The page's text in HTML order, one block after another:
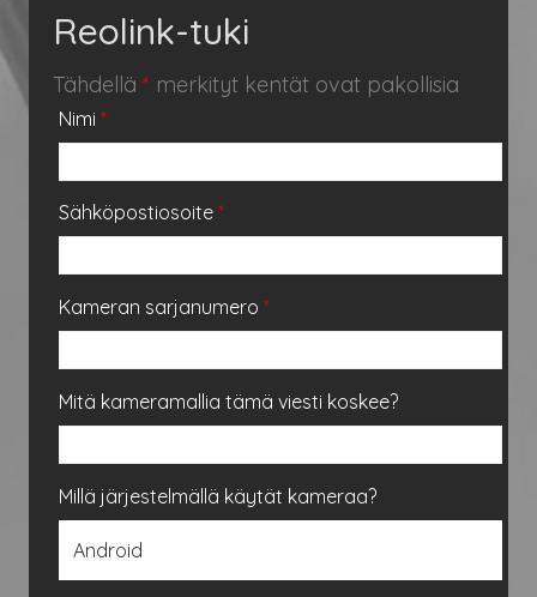
Reolink-tuki
Tähdellä * merkityt kentät ovat pakollisia
Nimi *
Sähköpostiosoite *
Kameran sarjanumero *
Mitä kameramallia tämä viesti koskee?
Millä järjestelmällä käytät kameraa?